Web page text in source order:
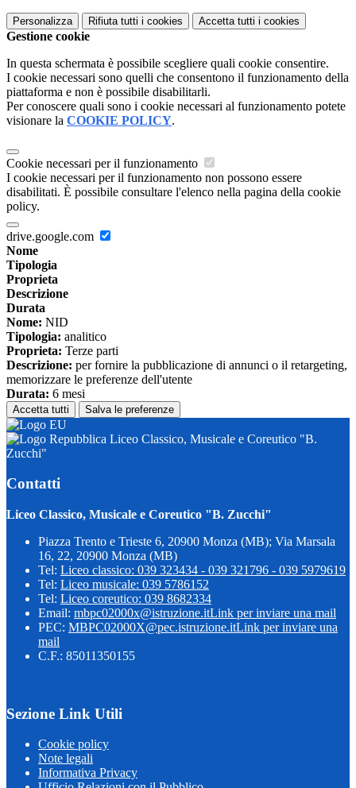
Personalizza Rifiuta tutti i cookies Accetta tutti i cookies
Gestione cookie
In questa schermata è possibile scegliere quali cookie consentire.
I cookie necessari sono quelli che consentono il funzionamento della
piattaforma e non è possibile disabilitarli.
Per conoscere quali sono i cookie necessari al funzionamento potete
visionare la COOKIE POLICY.
Cookie necessari per il funzionamento
I cookie necessari per il funzionamento non possono essere
disabilitati. È possibile consultare l'elenco nella pagina della cookie
policy.
drive.google.com
Nome
Tipologia
Proprieta
Descrizione
Durata
Nome: NID
Tipologia: analitico
Proprieta: Terze parti
Descrizione: per fornire la pubblicazione di annunci o il retargeting,
memorizzare le preferenze dell'utente
Durata: 6 mesi
Accetta tutti Salva le preferenze
Liceo Classico, Musicale e Coreutico "B.
Zucchi"
Contatti
Liceo Classico, Musicale e Coreutico "B. Zucchi"
Piazza Trento e Trieste 6, 20900 Monza (MB); Via Marsala
16, 22, 20900 Monza (MB)
Tel: Liceo classico: 039 323434 - 039 321796 - 039 5979619
Tel: Liceo musicale: 039 5786152
Tel: Liceo coreutico: 039 8682334
Email: mbpc02000x@istruzione.itLink per inviare una mail
PEC: MBPC02000X@pec.istruzione.itLink per inviare una
mail
C.F.: 85011350155
Sezione Link Utili
Cookie policy
Note legali
Informativa Privacy